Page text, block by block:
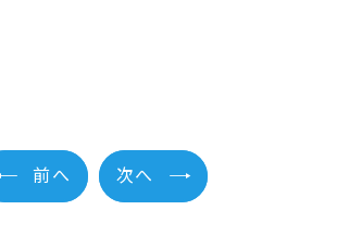
前へ 次へ